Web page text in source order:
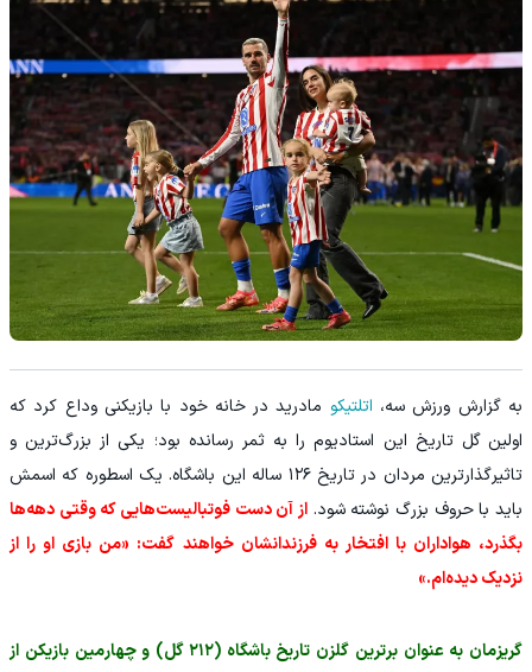
به گزارش ورزش سه، اتلتیکو مادرید در خانه خود با بازیکنی وداع کرد که
اولین گل تاریخ این استادیوم را به ثمر رسانده بود؛ یکی از بزرگ‌ترین و
تاثیرگذارترین مردان در تاریخ ۱۲۶ ساله این باشگاه. یک اسطوره که اسمش
باید با حروف بزرگ نوشته شود. از آن دست فوتبالیست‌هایی که وقتی دهه‌ها
بگذرد، هواداران با افتخار به فرزندانشان خواهند گفت: «من بازی او را از
نزدیک دیده‌ام.»
گریزمان به عنوان برترین گلزن تاریخ باشگاه (۲۱۲ گل) و چهارمین بازیکن از